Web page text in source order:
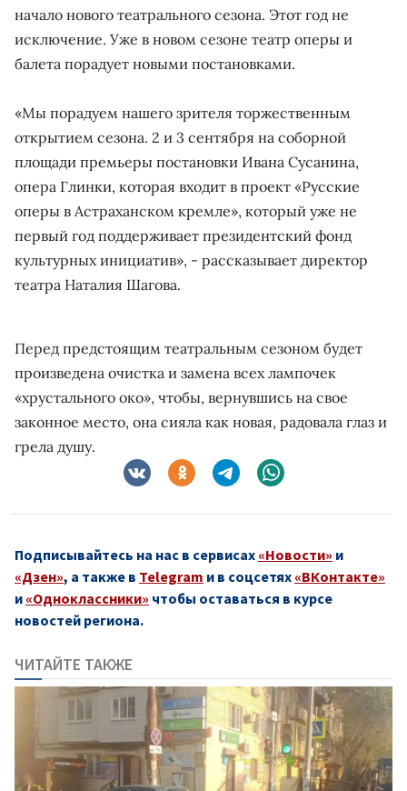
начало нового театрального сезона. Этот год не
исключение. Уже в новом сезоне театр оперы и
балета порадует новыми постановками.
«Мы порадуем нашего зрителя торжественным
открытием сезона. 2 и 3 сентября на соборной
площади премьеры постановки Ивана Сусанина,
опера Глинки, которая входит в проект «Русские
оперы в Астраханском кремле», который уже не
первый год поддерживает президентский фонд
культурных инициатив», - рассказывает директор
театра Наталия Шагова.
Перед предстоящим театральным сезоном будет
произведена очистка и замена всех лампочек
«хрустального око», чтобы, вернувшись на свое
законное место, она сияла как новая, радовала глаз и
грела душу.
Подписывайтесь на нас в сервисах «Новости» и
«Дзен», а также в Telegram и в соцсетях «ВКонтакте»
и «Одноклассники» чтобы оставаться в курсе
новостей региона.
ЧИТАЙТЕ ТАКЖЕ